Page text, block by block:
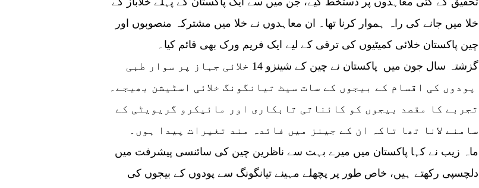
خلا میں جانے کی راہ ہموار کرنا تھا۔ ان معاہدوں نے خلا میں مشترکہ منصوبوں اور
چین پاکستان خلائی کمیٹیوں کی ترقی کے لیے ایک فریم ورک بھی قائم کیا۔
گزشتہ سال جون میں پاکستان نے چین کے شینزو 14 خلائی جہاز پر سوار طبی
پودوں کی اقسام کے بیجوں کے سات سیٹ تیانگونگ خلائی اسٹیشن بھیجے۔
تجربے کا مقصد بیجوں کو کائناتی تابکاری اور مائیکرو گریویٹی کے
سامنے لانا تھا تاکہ ان کے جینز میں فائدہ مند تغیرات پیدا ہوں۔
دلچسپی رکھتے ہیں، خاص طور پر پچھلے مہینے تیانگونگ سے پودوں کے بیجوں کی